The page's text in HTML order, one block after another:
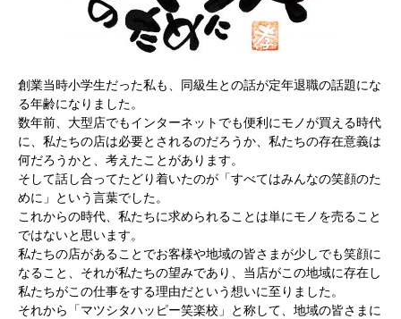
創業当時小学生だった私も、同級生との話が定年退職の話題にな
る年齢になりました。
数年前、大型店でもインターネットでも便利にモノが買える時代
に、私たちの店は必要とされるのだろうか、私たちの存在意義は
何だろうかと、考えたことがあります。
そして話し合ってたどり着いたのが「すべてはみんなの笑顔のた
めに」という言葉でした。
これからの時代、私たちに求められることは単にモノを売ること
ではないと思います。
私たちの店があることでお客様や地域の皆さまが少しでも笑顔に
なること、それが私たちの望みであり、当店がこの地域に存在し
私たちがこの仕事をする理由だという想いに至りました。
それから「マツシタハッピー笑楽校」と称して、地域の皆さまに